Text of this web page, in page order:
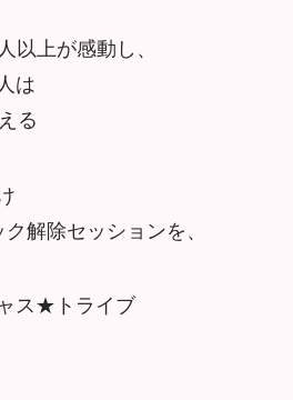
以上が感動し、
は
る
解除セッションを、
ス★トライブ